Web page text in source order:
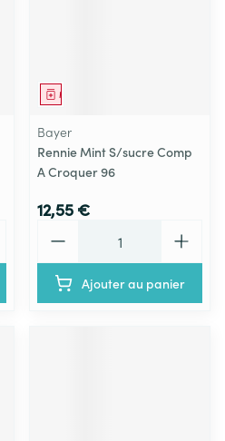
Médicament
Bayer
Rennie Mint S/sucre Comp
A Croquer 96
12,55 €
Ajouter au panier